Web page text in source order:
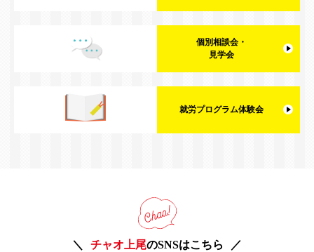
個別相談会・
見学会
就労プログラム体験会
チャオ上尾のSNSはこちら